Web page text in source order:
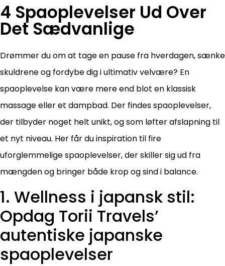
4 Spaoplevelser Ud Over
Det Sædvanlige
Drømmer du om at tage en pause fra hverdagen, sænke
skuldrene og fordybe dig i ultimativ velvære? En
spaoplevelse kan være mere end blot en klassisk
massage eller et dampbad. Der findes spaoplevelser,
der tilbyder noget helt unikt, og som løfter afslapning til
et nyt niveau. Her får du inspiration til fire
uforglemmelige spaoplevelser, der skiller sig ud fra
mængden og bringer både krop og sind i balance.
1. Wellness i japansk stil:
Opdag Torii Travels’
autentiske japanske
spaoplevelser